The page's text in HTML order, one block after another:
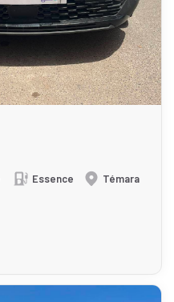
Essence
Témara